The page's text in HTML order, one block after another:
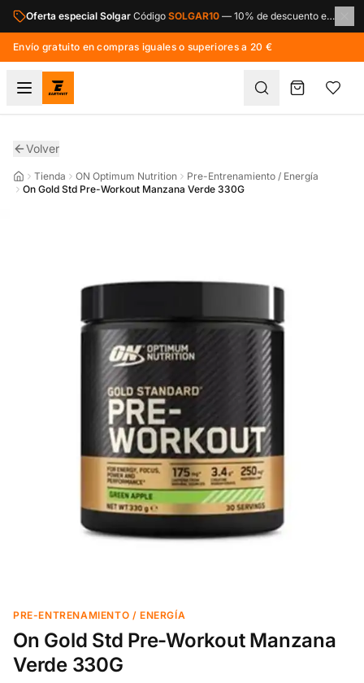
Saltar al contenido principal
Oferta especial Solgar Código SOLGAR10 — 10% de descuento en toda la marca Solgar.
Envío gratuito en compras iguales o superiores a 20 €
Volver
Tienda ON Optimum Nutrition
Pre-Entrenamiento / Energía
On Gold Std Pre-Workout Manzana Verde 330G
PRE-ENTRENAMIENTO / ENERGÍA
On Gold Std Pre-Workout Manzana
Verde 330G